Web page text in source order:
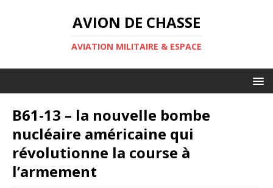
AVION DE CHASSE
AVIATION MILITAIRE & ESPACE
B61-13 – la nouvelle bombe
nucléaire américaine qui
révolutionne la course à
l’armement